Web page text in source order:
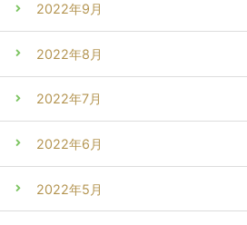
2022年9月
2022年8月
2022年7月
2022年6月
2022年5月